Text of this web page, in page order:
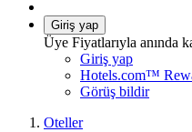
Giriş yap
Üye Fiyatlarıyla anında
Giriş yap
Hotels.com™
Görüş bildir
Oteller